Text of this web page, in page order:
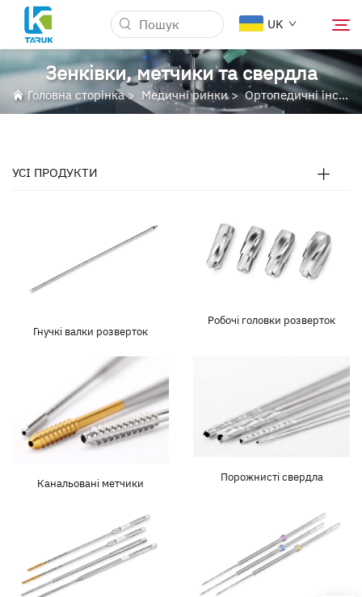
UK
Чому TARUK
Новини та Події
Контакт
Зенківки, метчики та свердла
Головна сторінка> Медичні ринки>Ортопедичні інструменти
УСІ ПРОДУКТИ
Гнучкі валки розверток
Робочі головки розверток
Канальовані метчики Порожнисті свердла